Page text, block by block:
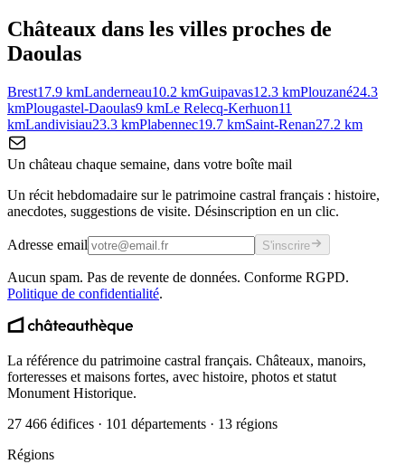
Châteaux dans les villes proches de
Daoulas
Brest17.9 kmLanderneau10.2 kmGuipavas12.3 kmPlouzané24.3
kmPlougastel-Daoulas9 kmLe Relecq-Kerhuon11
kmLandivisiau23.3 kmPlabennec19.7 kmSaint-Renan27.2 km
Un château chaque semaine, dans votre boîte mail
Un récit hebdomadaire sur le patrimoine castral français : histoire,
anecdotes, suggestions de visite. Désinscription en un clic.
Adresse email S'inscrire
Aucun spam. Pas de revente de données. Conforme RGPD.
Politique de confidentialité.
La référence du patrimoine castral français. Châteaux, manoirs,
forteresses et maisons fortes, avec histoire, photos et statut
Monument Historique.
27 466 édifices · 101 départements · 13 régions
Régions